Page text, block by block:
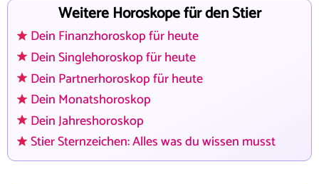
Weitere Horoskope für den Stier
Dein Finanzhoroskop für heute
Dein Singlehoroskop für heute
Dein Partnerhoroskop für heute
Dein Monatshoroskop
Dein Jahreshoroskop
Stier Sternzeichen: Alles was du wissen musst